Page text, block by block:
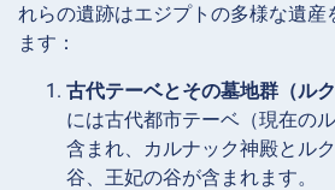
れらの遺跡はエジプトの多様な遺
ます：
古代テーベとその墓地群（ルク
には古代都市テーベ（現在の
含まれ、カルナック神殿とル
谷、王妃の谷が含まれます。